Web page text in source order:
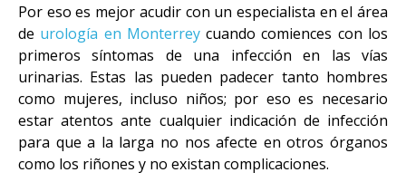
Por eso es mejor acudir con un especialista en el área
de urología en Monterreycuando comiences con los
primeros síntomas de una infección en las vías
urinarias. Estas las pueden padecer tanto hombres
como mujeres, incluso niños; por eso es necesario
estar atentos ante cualquier indicación de infección
para que a la larga no nos afecte en otros órganos
como los riñones y no existan complicaciones.